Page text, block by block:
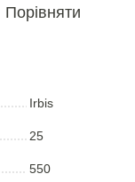
Порівняти
Irbis
25
550